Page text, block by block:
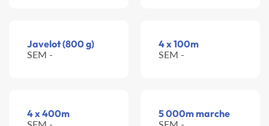
Javelot (800 g)
SEM -
4 x 100m
SEM -
4 x 400m 5 000m marche